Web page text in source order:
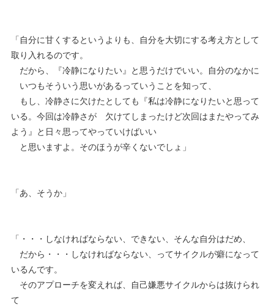
「自分に甘くするというよりも、自分を大切にする考え方として
取り入れるのです。
だから、『冷静になりたい』と思うだけでいい。自分のなかに
いつもそういう思いがあるっていうことを知って、
もし、冷静さに欠けたとしても『私は冷静になりたいと思って
いる。今回は冷静さが 欠けてしまったけど次回はまたやってみ
よう』と日々思ってやっていけばいい
と思いますよ。そのほうが辛くないでしょ」
「あ、そうか」
「・・・しなければならない、できない、そんな自分はだめ、
だから・・・しなければならない、ってサイクルが癖になって
いるんです。
そのアプローチを変えれば、自己嫌悪サイクルからは抜けられ
て